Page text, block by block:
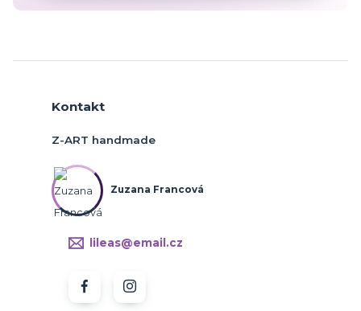
Kontakt
Z-ART handmade
Zuzana Francová
lileas@email.cz